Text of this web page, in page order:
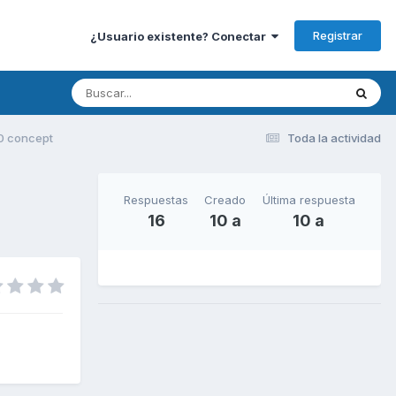
¿Usuario existente? Conectar Registrar
Toda la actividad
concept
Respuestas
16
Creado
10 a
Última respuesta
10 a